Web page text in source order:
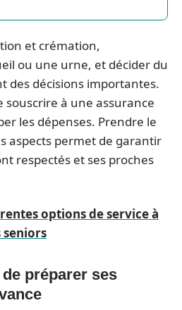
et crémation,
ou une urne, et décider du
des décisions importantes.
souscrire à une assurance
les dépenses. Prendre le
aspects permet de garantir
respectés et ses proches
options de service à
seniors
préparer ses